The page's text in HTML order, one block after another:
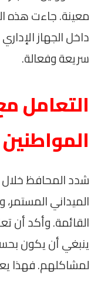
معينة. جاءت هذه
داخل الجهاز
سريعة وفعالة.
التعامل
المواطنين
شدد المحافظ
الميداني
القائمة. وأكد أن
ينبغي أن يكون
لمشاكلهم. فهذا